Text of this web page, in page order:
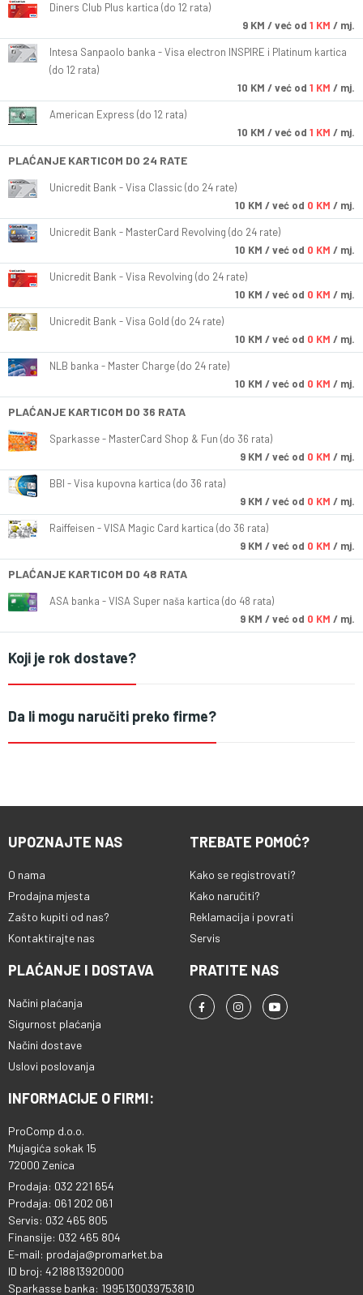
Diners Club Plus kartica (do 12 rata)
9 KM / već od 1 KM / mj.
Intesa Sanpaolo banka - Visa electron INSPIRE i Platinum kartica
(do 12 rata)
10 KM / već od 1 KM / mj.
American Express (do 12 rata)
10 KM / već od 1 KM / mj.
PLAĆANJE KARTICOM DO 24 RATE
Unicredit Bank - Visa Classic (do 24 rate)
10 KM / već od 0 KM / mj.
Unicredit Bank - MasterCard Revolving (do 24 rate)
10 KM / već od 0 KM / mj.
Unicredit Bank - Visa Revolving (do 24 rate)
10 KM / već od 0 KM / mj.
Unicredit Bank - Visa Gold (do 24 rate)
10 KM / već od 0 KM / mj.
NLB banka - Master Charge (do 24 rate)
10 KM / već od 0 KM / mj.
PLAĆANJE KARTICOM DO 36 RATA
Sparkasse - MasterCard Shop & Fun (do 36 rata)
9 KM / već od 0 KM / mj.
BBI - Visa kupovna kartica (do 36 rata)
9 KM / već od 0 KM / mj.
Raiffeisen - VISA Magic Card kartica (do 36 rata)
9 KM / već od 0 KM / mj.
PLAĆANJE KARTICOM DO 48 RATA
ASA banka - VISA Super naša kartica (do 48 rata)
9 KM / već od 0 KM / mj.
Koji je rok dostave?
Da li mogu naručiti preko firme?
UPOZNAJTE NAS
O nama
Prodajna mjesta
Zašto kupiti od nas?
Kontaktirajte nas
TREBATE POMOĆ?
Kako se registrovati?
Kako naručiti?
Reklamacija i povrati
Servis
PLAĆANJE I DOSTAVA
Načini plaćanja
Sigurnost plaćanja
Načini dostave
Uslovi poslovanja
PRATITE NAS
INFORMACIJE O FIRMI:
ProComp d.o.o.
Mujagića sokak 15
72000 Zenica
Prodaja: 032 221 654
Prodaja: 061 202 061
Servis: 032 465 805
Finansije: 032 465 804
E-mail: prodaja@promarket.ba
ID broj: 4218813920000
Sparkasse banka: 1995130039753810